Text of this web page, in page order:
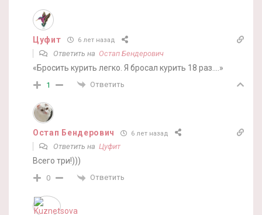
Цуфит 6 лет назад
Ответить на Остап Бендерович
«Бросить курить легко. Я бросал курить 18 раз….»
1 Ответить
Остап Бендерович 6 лет назад
Ответить на Цуфит
Всего три!)))
0 Ответить